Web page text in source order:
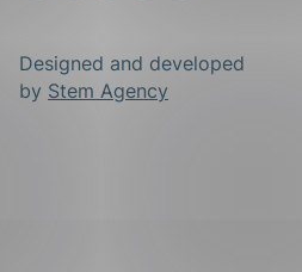
Designed and developed
by Stem Agency